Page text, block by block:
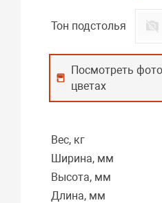
Тон подстолья
Посмотреть
цветах
Вес, кг
Ширина, мм
Высота, мм
Длина, мм